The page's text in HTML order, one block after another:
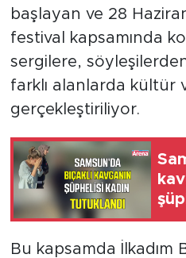
başlayan ve 28
festival kapsamında
sergilere,
farklı alanlarda kültür
gerçekleştiriliyor.
Bu kapsamda İlkadım